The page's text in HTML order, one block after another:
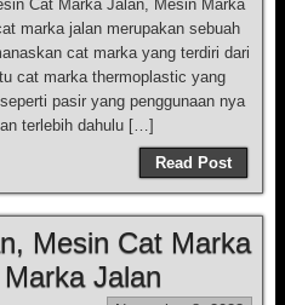
Cat Marka Jalan, Mesin Marka
marka jalan merupakan sebuah
cat marka yang terdiri dari
cat marka thermoplastic yang
pasir yang penggunaan nya
terlebih dahulu […]
Read Post
Mesin Cat Marka
Jalan